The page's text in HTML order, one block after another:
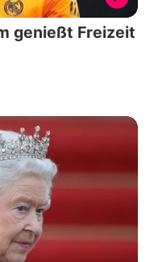
genießt Freizeit